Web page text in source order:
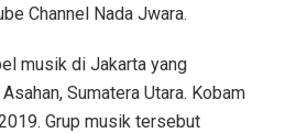
Channel Nada Jwara.
musik di Jakarta yang
Sumatera Utara. Kobam
Grup musik tersebut